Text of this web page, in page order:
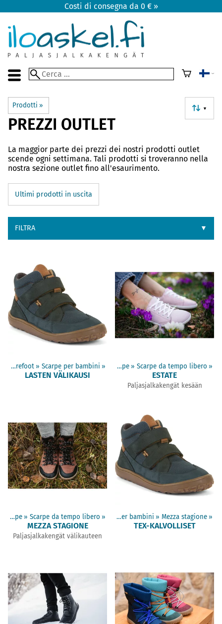
Costi di consegna da 0 € »
Prodotti ‪» ▼
PREZZI OUTLET
La maggior parte dei prezzi dei nostri prodotti outlet
scende ogni settimana. Tali prodotti si troveranno nella
nostra sezione outlet fino all'esaurimento.
Ultimi prodotti in uscita
FILTRA ▼
Scarpe barefoot ‪» Scarpe per bambini ‪»
LASTEN VÄLIKAUSI
Prodotti‪» Scarpe barefoot‪» Adulti scarpe ‪» Scarpe da tempo libero ‪»
ESTATE
Paljasjalkakengät kesään
Adulti scarpe ‪» Scarpe da tempo libero ‪»
MEZZA STAGIONE
Paljasjalkakengät välikauteen
Prodotti‪»Scarpe barefoot‪» Scarpe per bambini ‪» Mezza stagione ‪»
TEX-KALVOLLISET